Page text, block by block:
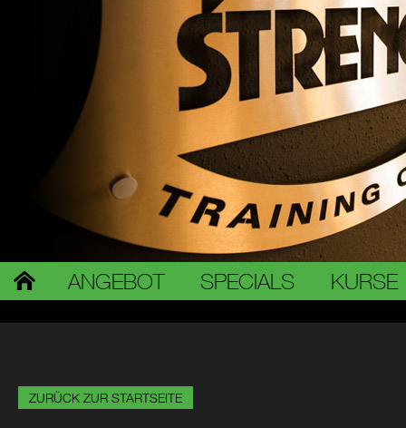
ANGEBOT SPECIALS KURSE
ZURÜCK ZUR STARTSEITE